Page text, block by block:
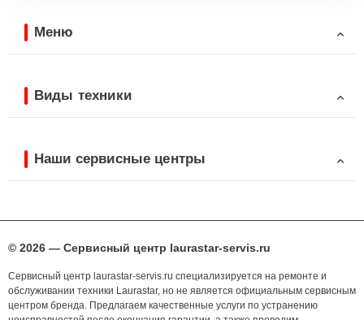
Меню
Виды техники
Наши сервисные центры
© 2026 — Сервисный центр laurastar-servis.ru
Сервисный центр laurastar-servis.ru специализируется на ремонте и
обслуживании техники Laurastar, но не является официальным сервисным
центром бренда. Предлагаем качественные услуги по устранению